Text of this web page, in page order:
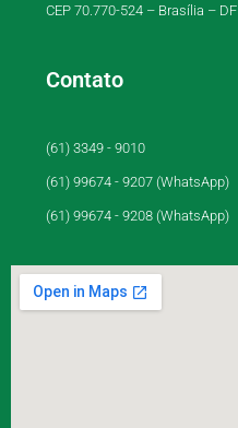
CEP 70.770-524 – Brasília – DF
Contato
(61) 3349 - 9010
(61) 99674 - 9207 (WhatsApp)
(61) 99674 - 9208 (WhatsApp)